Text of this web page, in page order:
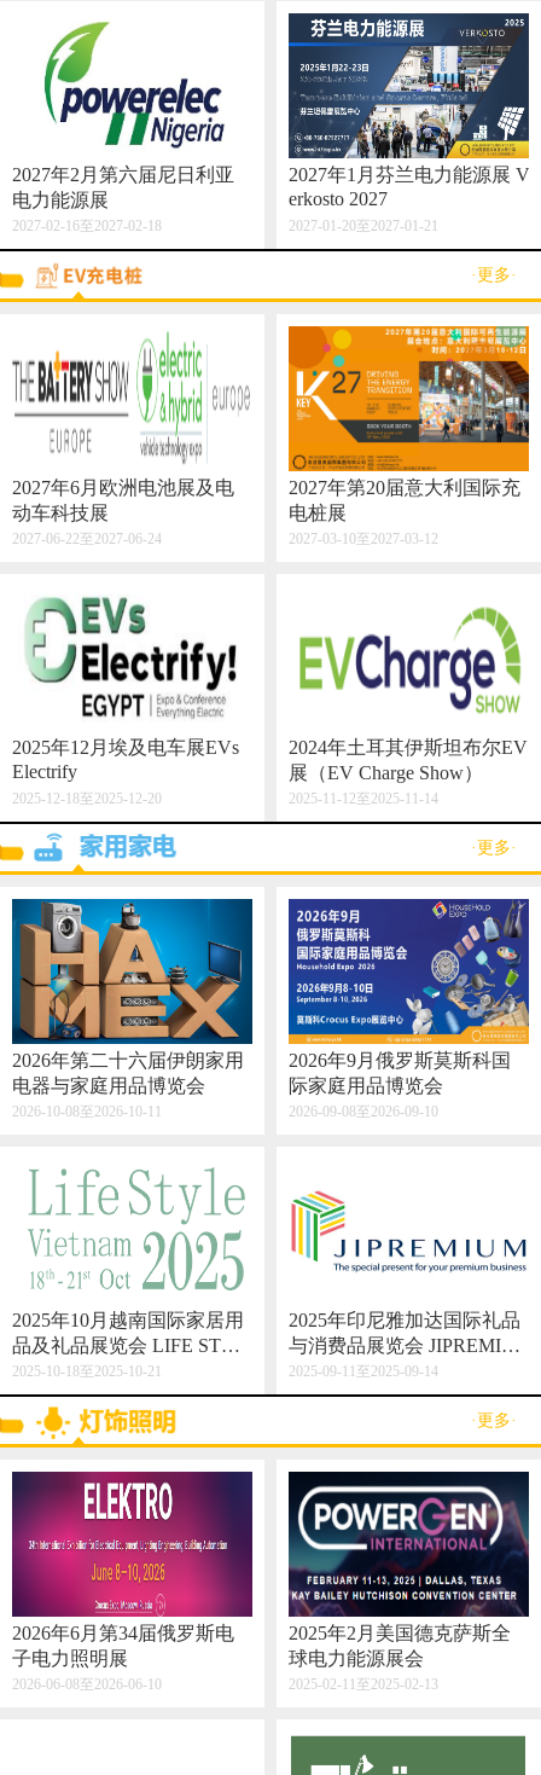
2027年2月第六届尼日利亚
电力能源展
2027-02-16至2027-02-18
2027年1月芬兰电力能源展 V
erkosto 2027
2027-01-20至2027-01-21
·更多·
2027年6月欧洲电池展及电
动车科技展
2027-06-22至2027-06-24
2027年第20届意大利国际充
电桩展
2027-03-10至2027-03-12
2025年12月埃及电车展EVs
Electrify
2025-12-18至2025-12-20
2024年土耳其伊斯坦布尔EV
展（EV Charge Show）
2025-11-12至2025-11-14
·更多·
2026年第二十六届伊朗家用
电器与家庭用品博览会
2026-10-08至2026-10-11
2026年9月俄罗斯莫斯科国
际家庭用品博览会
2026-09-08至2026-09-10
2025年10月越南国际家居用
品及礼品展览会 LIFE STYL
E VIETNAM 2025
2025-10-18至2025-10-21
2025年印尼雅加达国际礼品
与消费品展览会 JIPREMIU
M
2025-09-11至2025-09-14
·更多·
2026年6月第34届俄罗斯电
子电力照明展
2026-06-08至2026-06-10
2025年2月美国德克萨斯全
球电力能源展会
2025-02-11至2025-02-13